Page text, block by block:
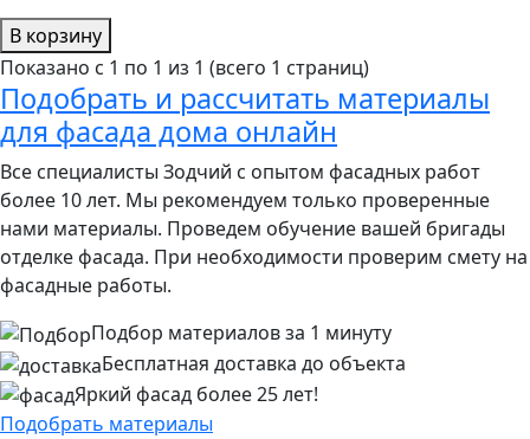
В корзину
Показано с 1 по 1 из 1 (всего 1 страниц)
Подобрать и рассчитать материалы
для фасада дома онлайн
Все специалисты Зодчий с опытом фасадных работ
более 10 лет. Мы рекомендуем только проверенные
нами материалы. Проведем обучение вашей бригады
отделке фасада. При необходимости проверим смету на
фасадные работы.
Подбор материалов за 1 минуту
Бесплатная доставка до объекта
Яркий фасад более 25 лет!
Подобрать материалы